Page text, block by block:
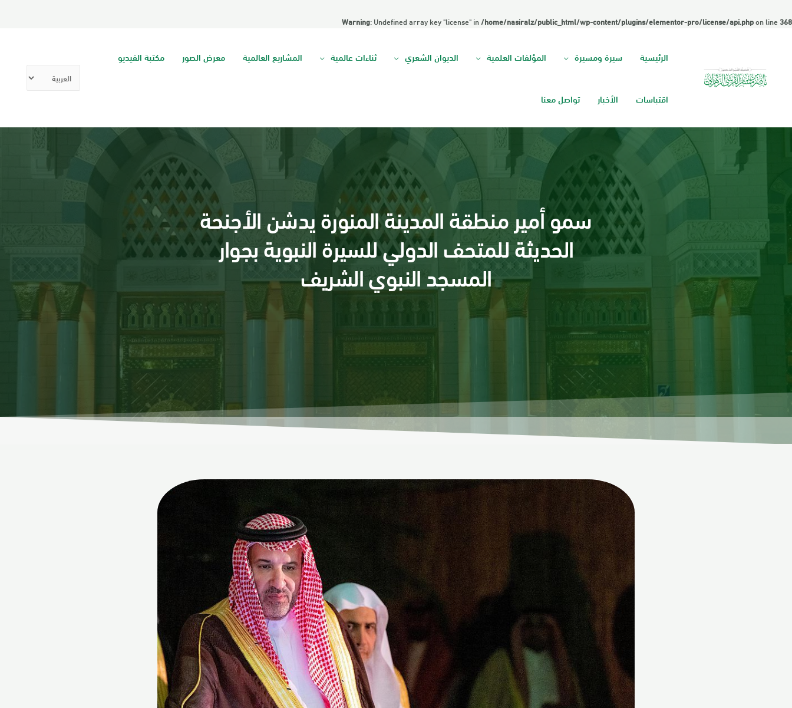
Warning: Undefined array key "license" in/home/nasiralz/public_html/wp-content/plugins/elementor-pro/license/api.phpon line 368
الرئيسية سيرة ومسيرة المؤلفات العلمية الديوان الشعري ثناءات عالمية المشاريع العالمية معرض الصور مكتبة الفيديو
اقتباسات الأخبار تواصل معنا
سمو أمير منطقة المدينة المنورة يدشن الأجنحة
الحديثة للمتحف الدولي للسيرة النبوية بجوار
المسجد النبوي الشريف